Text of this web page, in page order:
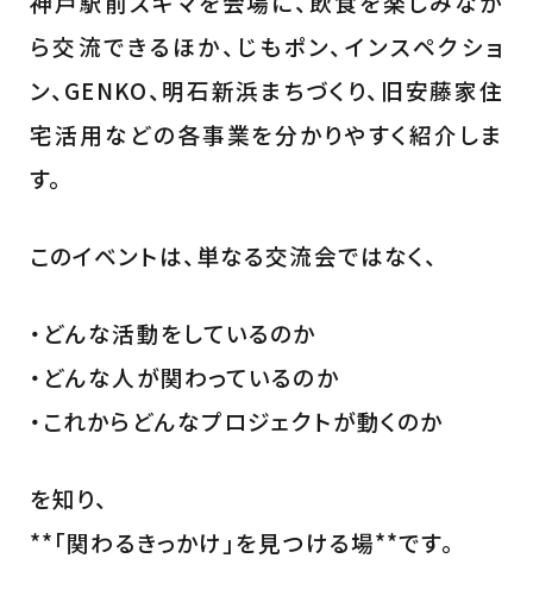
ら交流できるほか、じもポン、インスペクショ
ン、GENKO、明石新浜まちづくり、旧安藤家住
宅活用などの各事業を分かりやすく紹介しま
す。
このイベントは、単なる交流会ではなく、
・どんな活動をしているのか
・どんな人が関わっているのか
・これからどんなプロジェクトが動くのか
を知り、
**「関わるきっかけ」を見つける場**です。